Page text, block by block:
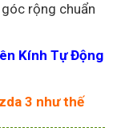
rộng chuẩn
Kính Tự Động
3 như thế